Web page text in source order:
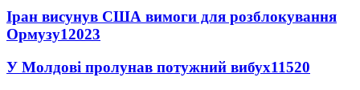
Іран висунув США вимоги для розблокування
Ормузу12023
У Молдові пролунав потужний вибух11520